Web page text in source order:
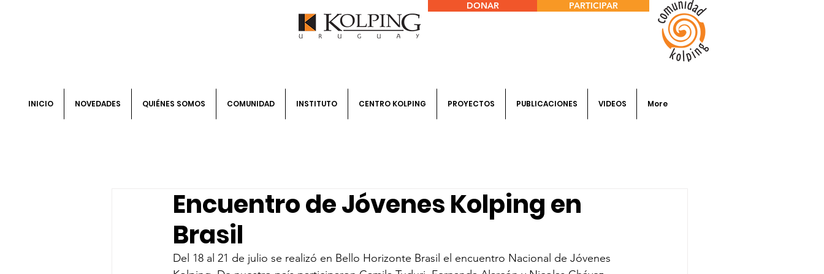
DONAR PARTICIPAR
INICIO NOVEDADES QUIÉNES SOMOS COMUNIDAD INSTITUTO CENTRO KOLPING PROYECTOS PUBLICACIONES VIDEOS More
Encuentro de Jóvenes Kolping en
Brasil
Del 18 al 21 de julio se realizó en Bello Horizonte Brasil el encuentro Nacional de Jóvenes